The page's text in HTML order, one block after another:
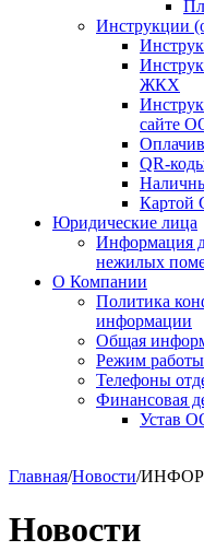
Инструкции
ЖКХ
сайте
QR-
Картой
Юридические лица
Информация
нежилых
О Компании
Политика
информации
Общая
Режим работы
Телефоны
Финансовая
Устав
Главная/Новости/
Новости